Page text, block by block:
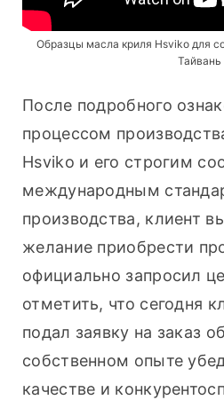
Образцы масла криля Hsviko для
Тайвань
После подробного
процессом
Hsviko и его строгим
международным
производства, клиент
желание приобрести
официально запросил
отметить, что сегодня
подал заявку на заказ
собственном опыте
качестве и